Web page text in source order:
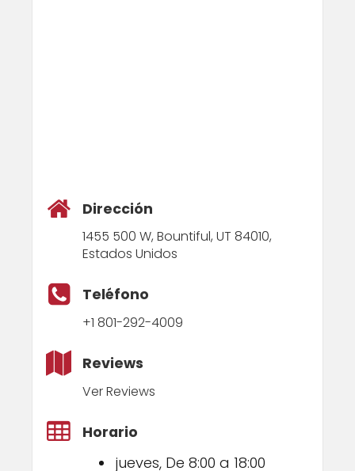
Dirección
1455 500 W, Bountiful, UT 84010,
Estados Unidos
Teléfono
+1 801-292-4009
Reviews
Ver Reviews
Horario
jueves, De 8:00 a 18:00